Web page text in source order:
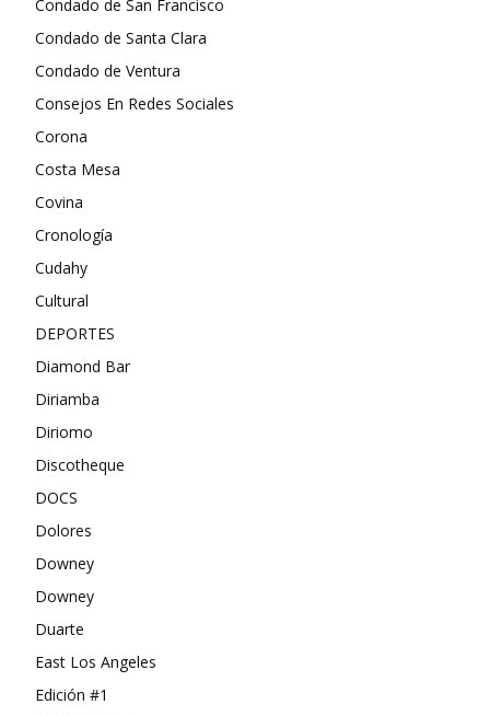
Condado de San Francisco
Condado de Santa Clara
Condado de Ventura
Consejos En Redes Sociales
Corona
Costa Mesa
Covina
Cronología
Cudahy
Cultural
DEPORTES
Diamond Bar
Diriamba
Diriomo
Discotheque
DOCS
Dolores
Downey
Downey
Duarte
East Los Angeles
Edición #1